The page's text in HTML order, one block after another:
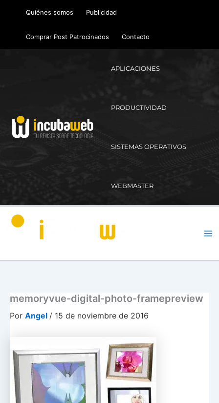
Quiénes somos Publicidad
Comprar Post Patrocinados Contacto
APLICACIONES
PRODUCTIVIDAD
SISTEMAS OPERATIVOS
WEBMASTER
memoryvue-digital-photo-framepreview
Por Angel / 15 de noviembre de 2016